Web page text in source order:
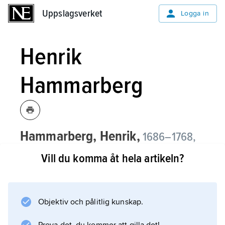
Uppslagsverket Logga in
Henrik
Hammarberg
Hammarberg, Henrik, 1686–1768,
ämbetsman, militär.
Skånes generalguvernör Magnus Stenbock
Vill du komma åt hela artikeln?
Objektiv och pålitlig kunskap.